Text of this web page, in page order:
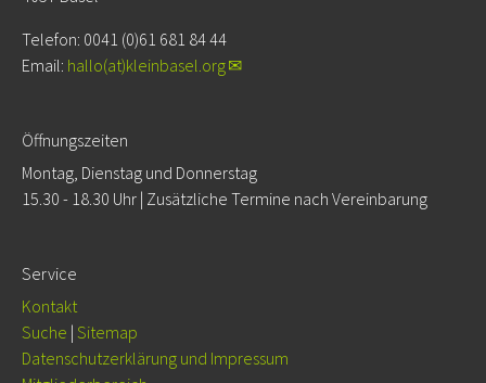
Telefon: 0041 (0)61 681 84 44
Email: hallo(at)kleinbasel.org
Öffnungszeiten
Montag, Dienstag und Donnerstag
15.30 - 18.30 Uhr | Zusätzliche Termine nach Vereinbarung
Service
Kontakt
Suche | Sitemap
Da­ten­schutz­er­klä­rung und Impressum